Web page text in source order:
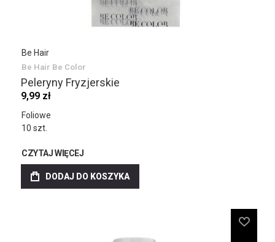
Be Hair
Be Hair Be Color
Peleryny Fryzjerskie
9,99 zł
Foliowe
10 szt.
CZYTAJ WIĘCEJ
DODAJ DO KOSZYKA